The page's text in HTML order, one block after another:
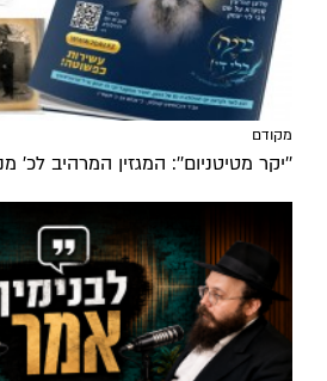
מקודם
''יקר מטיטניום'': המגזין המרהיב לכ’